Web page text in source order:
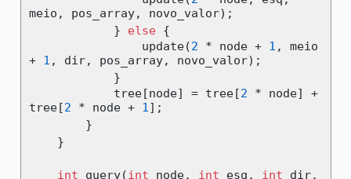
meio , pos_array, novo_valor);
}
else {
                update
(2 * node + 1 ,
+ 1 , dir, pos_array, novo_valor);
}
            tree
[node] = tree[2 * node]
+
tree[2 * node + 1];
}
}
int query(int node, int esq , int dir,